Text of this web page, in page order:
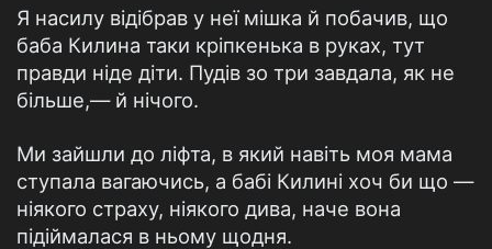
Я насилу відібрав у неї мішка й побачив, що
баба Килина таки кріпкенька в руках, тут
правди ніде діти. Пудів зо три завдала, як не
більше,— й нічого.
Ми зайшли до ліфта, в який навіть моя мама
ступала вагаючись, а бабі Килині хоч би що —
ніякого страху, ніякого дива, наче вона
підіймалася в ньому щодня.